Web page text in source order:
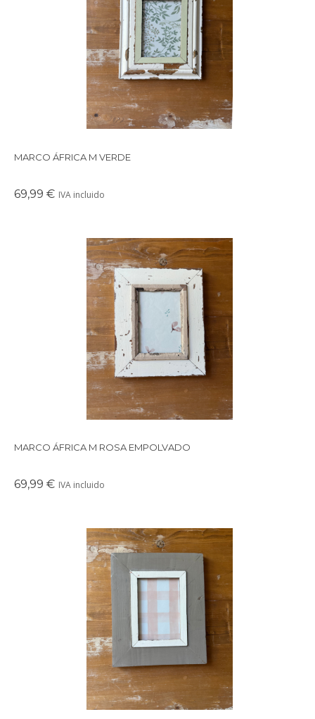
Precioso marco cuadrado para colgar o apoyar en la pared
realizado con maderas recicladas.
MARCO ÁFRICA M VERDE
69,99 € IVA incluido
Precioso marco cuadrado para colgar o apoyar en la pared
realizado con maderas recicladas.
MARCO ÁFRICA M ROSA EMPOLVADO
69,99 € IVA incluido
Precioso marco cuadrado para colgar o apoyar en la pared
realizado con maderas recicladas.